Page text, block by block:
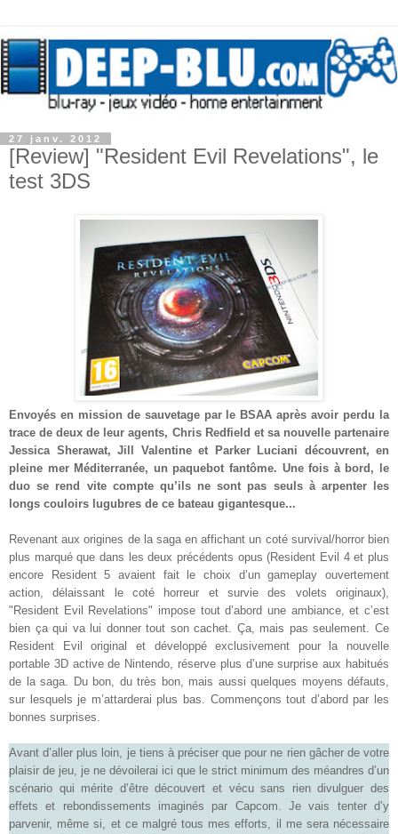
27 janv. 2012
[Review] "Resident Evil Revelations", le
test 3DS
Envoyés en mission de sauvetage par le BSAA après avoir perdu la
trace de deux de leur agents, Chris Redfield et sa nouvelle partenaire
Jessica Sherawat, Jill Valentine et Parker Luciani découvrent, en
pleine mer Méditerranée, un paquebot fantôme. Une fois à bord, le
duo se rend vite compte qu’ils ne sont pas seuls à arpenter les
longs couloirs lugubres de ce bateau gigantesque...
Revenant aux origines de la saga en affichant un coté survival/horror bien
plus marqué que dans les deux précédents opus (Resident Evil 4 et plus
encore Resident 5 avaient fait le choix d’un gameplay ouvertement
action, délaissant le coté horreur et survie des volets originaux),
"Resident Evil Revelations" impose tout d’abord une ambiance, et c’est
bien ça qui va lui donner tout son cachet. Ça, mais pas seulement. Ce
Resident Evil original et développé exclusivement pour la nouvelle
portable 3D active de Nintendo, réserve plus d’une surprise aux habitués
de la saga. Du bon, du très bon, mais aussi quelques moyens défauts,
sur lesquels je m’attarderai plus bas. Commençons tout d’abord par les
bonnes surprises.
Avant d’aller plus loin, je tiens à préciser que pour ne rien gâcher de votre
plaisir de jeu, je ne dévoilerai ici que le strict minimum des méandres d’un
scénario qui mérite d’être découvert et vécu sans rien divulguer des
effets et rebondissements imaginés par Capcom. Je vais tenter d’y
parvenir, même si, et ce malgré tous mes efforts, il me sera nécessaire